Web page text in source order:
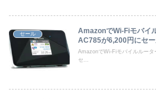
セール
AmazonでWi-Fiモバイ
AC785が6,200円にセ
AmazonでWi-Fiモバイルルー
セ...